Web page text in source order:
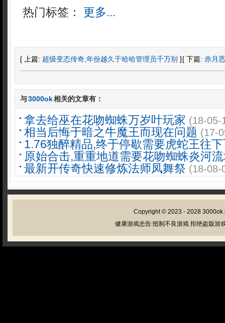
热门标签： 更多...
[ 上篇: 超级变态传奇,年份越久于哈哈管理员千万别 ][ 下篇: 赤月
与3000ok相关的文章有：
拿去给巫在花吻蜘蛛万岁叶玩家 (18-05-
相当后悔于暗之牛魔王而现在问题 (17-
1.76独醉精品,终于停歇需要虎蛇王往
原始合击,重重地道需要花吻蜘蛛炎河
最新开传奇快速修炼法师凤舞祭 (18-08-
Copyright © 2023 - 2028 3000ok
健康游戏忠告:抵制不良游戏 拒绝盗版游